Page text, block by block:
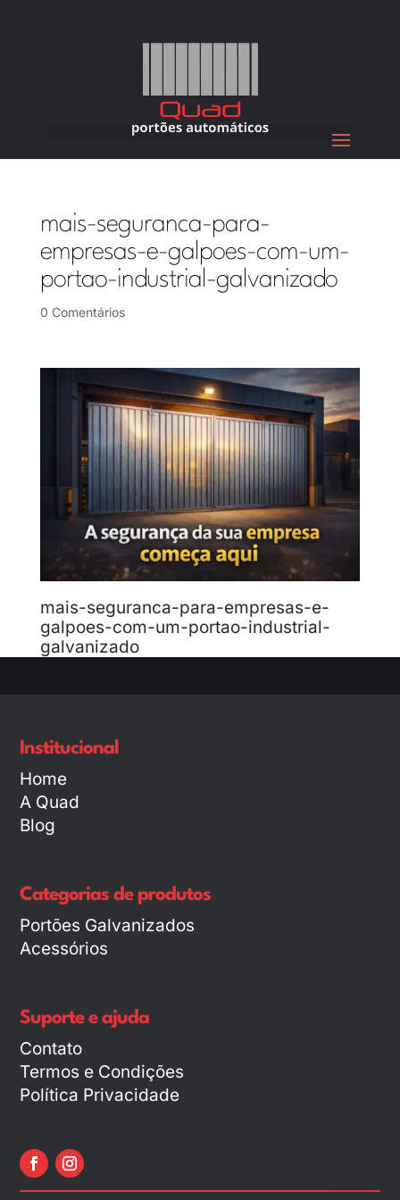
mais-seguranca-para-
empresas-e-galpoes-com-um-
portao-industrial-galvanizado
0 Comentários
mais-seguranca-para-empresas-e-
galpoes-com-um-portao-industrial-
galvanizado
Institucional
Home
A Quad
Blog
Categorias de produtos
Portões Galvanizados
Acessórios
Suporte e ajuda
Contato
Termos e Condições
Política Privacidade